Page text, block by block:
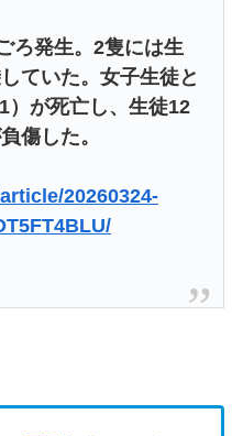
ろ発生。2隻には生
ていた。女子生徒と
）が死亡し、生徒12
傷した。
20260324-